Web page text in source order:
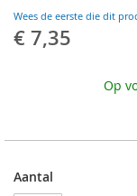
Wees de eerste die dit
€ 7,35
Op
Aantal